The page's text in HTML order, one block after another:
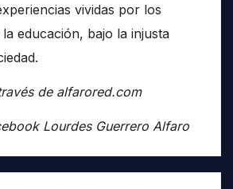
vividas por los
educación, bajo la injusta
de alfarored.com
Lourdes Guerrero Alfaro